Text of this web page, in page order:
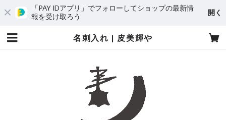
「PAY IDアプリ」でフォローしてショップの最新情
報を受け取ろう
開く
名刺入れ | 皮美輝や